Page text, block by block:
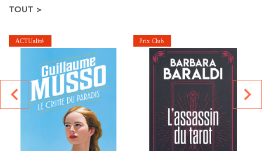
TOUT >
navigate_before navigate_next